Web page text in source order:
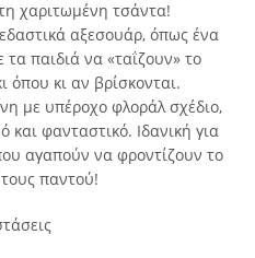
χαριτωμένη τσάντα!
αξεσουάρ, όπως ένα
παιδιά να «ταΐζουν» το
όπου κι αν βρίσκονται.
με υπέροχο φλοράλ σχέδιο,
και φανταστικό. Ιδανική για
αγαπούν να φροντίζουν το
τους παντού!